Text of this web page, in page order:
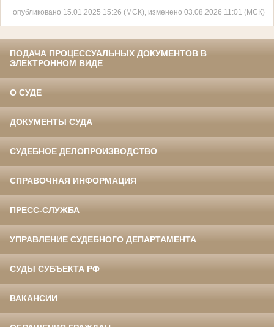
опубликовано 15.01.2025 15:26 (МСК), изменено 03.08.2026 11:01 (МСК)
ПОДАЧА ПРОЦЕССУАЛЬНЫХ ДОКУМЕНТОВ В
ЭЛЕКТРОННОМ ВИДЕ
О СУДЕ
ДОКУМЕНТЫ СУДА
СУДЕБНОЕ ДЕЛОПРОИЗВОДСТВО
СПРАВОЧНАЯ ИНФОРМАЦИЯ
ПРЕСС-СЛУЖБА
УПРАВЛЕНИЕ СУДЕБНОГО ДЕПАРТАМЕНТА
СУДЫ СУБЪЕКТА РФ
ВАКАНСИИ